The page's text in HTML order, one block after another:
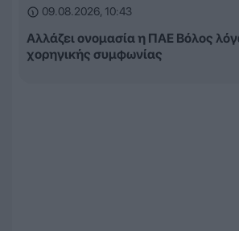
09.08.2026, 10:43
Αλλάζει ονομασία η ΠΑΕ Βόλος
χορηγικής συμφωνίας